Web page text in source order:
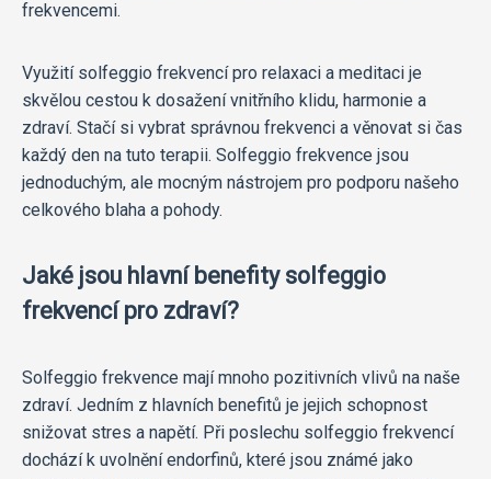
frekvencemi.
Využití solfeggio frekvencí pro relaxaci a meditaci je
skvělou cestou k dosažení vnitřního klidu, harmonie a
zdraví. Stačí si vybrat správnou frekvenci a věnovat si čas
každý den na tuto terapii. Solfeggio frekvence jsou
jednoduchým, ale mocným nástrojem pro podporu našeho
celkového blaha a pohody.
Jaké jsou hlavní benefity solfeggio
frekvencí pro zdraví?
Solfeggio frekvence mají mnoho pozitivních vlivů na naše
zdraví. Jedním z hlavních benefitů je jejich schopnost
snižovat stres a napětí. Při poslechu solfeggio frekvencí
dochází k uvolnění endorfinů, které jsou známé jako